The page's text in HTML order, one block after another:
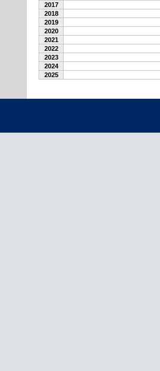
2017
2018
2019
2020
2021
2022
2023
2024
2025